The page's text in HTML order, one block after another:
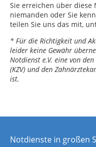
Sie erreichen über diese
niemanden oder Sie
teilen Sie uns das mit,
* Für die Richtigkeit und
leider keine Gewähr
Notdienst e.V. eine von
(KZV) und den
ist.
Notdienste in großen